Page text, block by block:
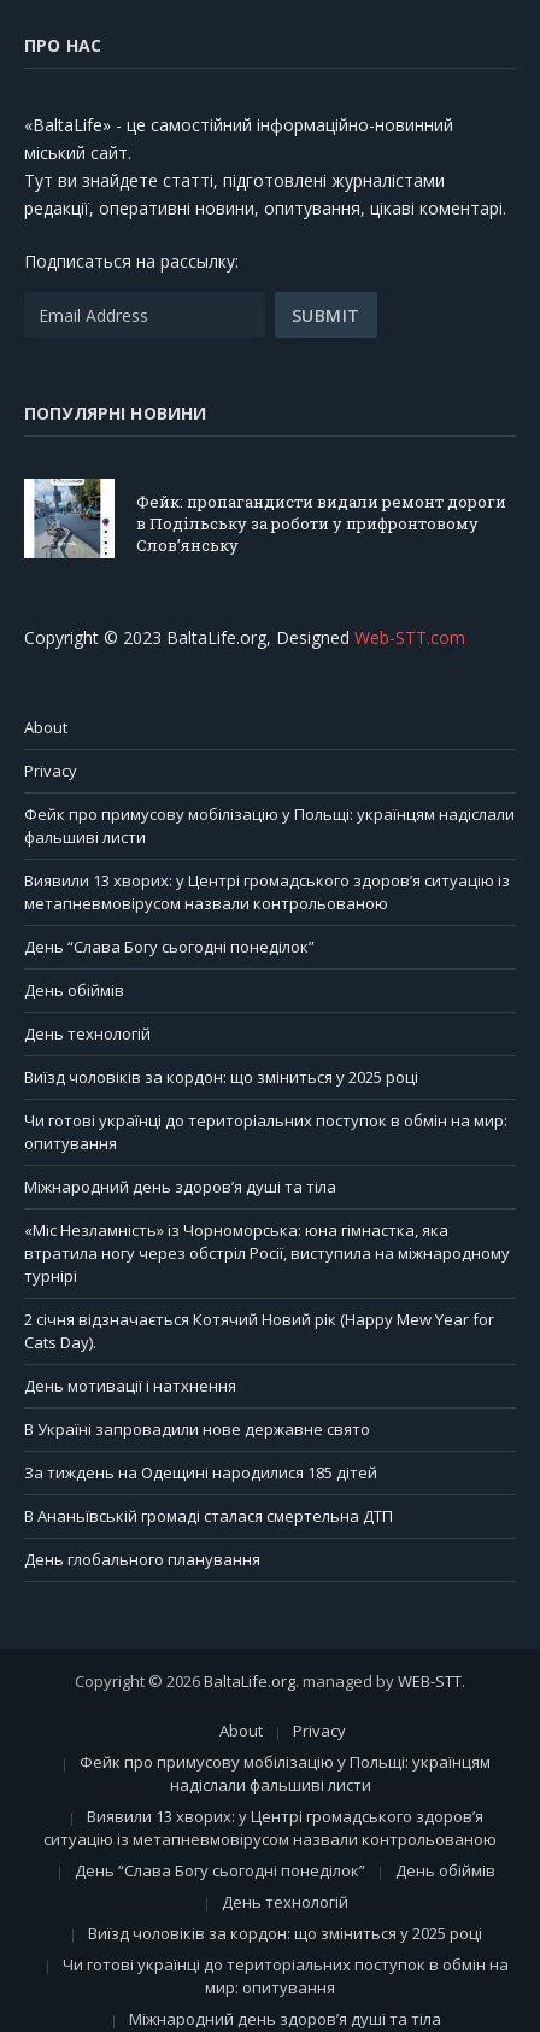
ПРО НАС
«BaltaLife» - це самостійний інформаційно-новинний
міський сайт.
Тут ви знайдете статті, підготовлені журналістами
редакції, оперативні новини, опитування, цікаві коментарі.
Подписаться на рассылку:
ПОПУЛЯРНІ НОВИНИ
Фейк: пропагандисти видали ремонт дороги
в Подільську за роботи у прифронтовому
Слов’янську
Copyright © 2023 BaltaLife.org, Designed Web-STT.com
About
Privacy
Фейк про примусову мобілізацію у Польщі: українцям надіслали
фальшиві листи
Виявили 13 хворих: у Центрі громадського здоров’я ситуацію із
метапневмовірусом назвали контрольованою
День “Слава Богу сьогодні понеділок”
День обіймів
День технологій
Виїзд чоловіків за кордон: що зміниться у 2025 році
Чи готові українці до територіальних поступок в обмін на мир:
опитування
Міжнародний день здоров’я душі та тіла
«Міс Незламність» із Чорноморська: юна гімнастка, яка
втратила ногу через обстріл Росії, виступила на міжнародному
турнірі
2 січня відзначається Котячий Новий рік (Happy Mew Year for
Cats Day).
День мотивації і натхнення
В Україні запровадили нове державне свято
За тиждень на Одещині народилися 185 дітей
В Ананьївській громаді сталася смертельна ДТП
День глобального планування
Copyright © 2026BaltaLife.org. managed byWEB-STT.
About
Privacy
Фейк про примусову мобілізацію у Польщі: українцям
надіслали фальшиві листи
Виявили 13 хворих: у Центрі громадського здоров’я
ситуацію із метапневмовірусом назвали контрольованою
День “Слава Богу сьогодні понеділок”
День обіймів
День технологій
Виїзд чоловіків за кордон: що зміниться у 2025 році
Чи готові українці до територіальних поступок в обмін на
мир: опитування
Міжнародний день здоров’я душі та тіла